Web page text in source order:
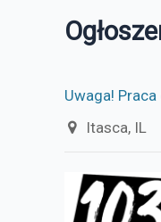
Uwaga! Praca
Itasca, IL